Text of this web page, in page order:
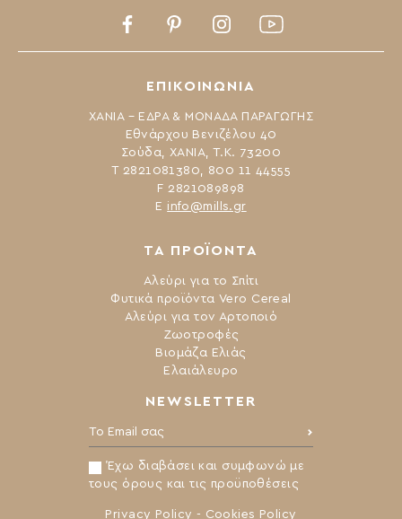
NEWSLETTER
Το Email σας:
Έχω διαβάσει και συμφωνώ με
τους όρους και τις προϋποθέσεις
Privacy Policy - Cookies Policy
ΤΑ ΠΡΟΪΟΝΤΑ
Αλεύρι για το Σπίτι
Φυτικά προϊόντα Vero Cereal
Αλεύρι για τον Αρτοποιό
Ζωοτροφές
Βιομάζα Ελιάς
Ελαιάλευρο
ΕΠΙΚΟΙΝΩΝΙΑ
ΧΑΝΙΑ – ΕΔΡΑ & ΜΟΝΑΔΑ ΠΑΡΑΓΩΓΗΣ
Εθνάρχου Βενιζέλου 40
Σούδα, ΧΑΝΙΑ, Τ.Κ. 73200
Τ 2821081380, 800 11 44555
F 2821089898
Ε info@mills.gr
FacebookPinterestInstagramYoutube